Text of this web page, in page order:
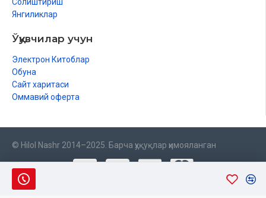
Янгиликлар
Ўқувчилар учун
Электрон Китоблар
Обуна
Сайт харитаси
Оммавий оферта
© Hilol Nashr 2014–2025. Барча ҳуқуқлар ҳимояланган